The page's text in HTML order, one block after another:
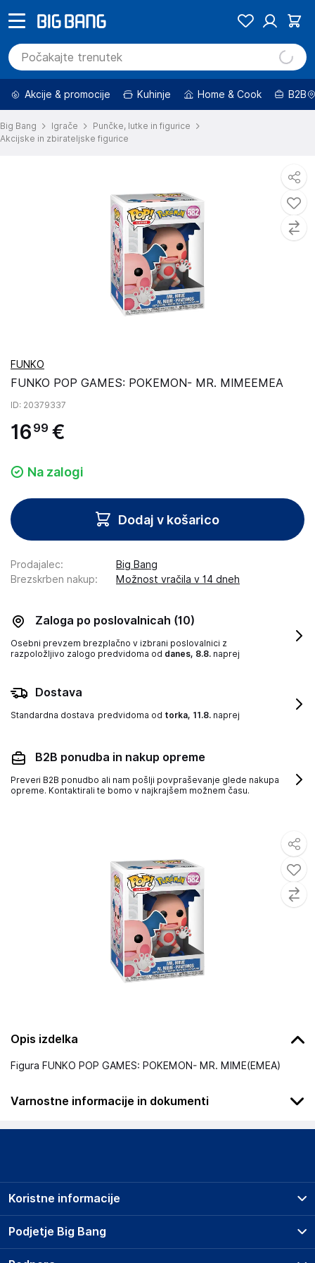
Akcije & promocije Kuhinje Home & Cook B2B
Big Bang Igrače
Punčke, lutke in figurice
Akcijske in zbirateljske figurice
Opis izdelka
Figura FUNKO POP GAMES: POKEMON- MR. MIME(EMEA)
Varnostne informacije in dokumenti
Podatki o proizvajalcu
Funko LLC
USA
FUNKO
FUNKO POP GAMES: POKEMON- MR. MIMEEMEA
ID: 20379337
16 99 €
Na zalogi
Dodaj v košarico
Prodajalec:
Big Bang
Brezskrben nakup: Možnost vračila v 14 dneh
Zaloga po poslovalnicah (10)
Osebni prevzem brezplačno v izbrani poslovalnici z
razpoložljivo zalogo predvidoma od danes, 8.8. naprej
Dostava
Standardna dostava predvidoma od torka, 11.8. naprej
B2B ponudba in nakup opreme
Preveri B2B ponudbo ali nam pošlji povpraševanje glede nakupa
opreme. Kontaktirali te bomo v najkrajšem možnem času.
Podjetje Big Bang
O podjetju
Koristne informacije
Prodajna mesta